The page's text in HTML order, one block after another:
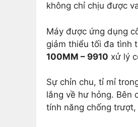
không chỉ chịu được
Máy được ứng dụng
giảm thiểu tối đa tình
100MM – 9910 xử lý
Sự chỉn chu, tỉ mỉ
lắng về hư hỏng. Bên
tính năng chống